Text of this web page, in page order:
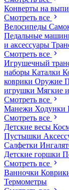
Конверты на
Смотреть все
Велосипеды
Педальные
и аксессуары
Смотреть все
Игрушечный
наборы Каталки
коврики Оружие
игрушки Мягкие
Смотреть все
Манежи Ходунки
Смотреть все
Детские весы
Пустышки
Салфетки
Детские горшки
Смотреть все
Ванночки
Термометры